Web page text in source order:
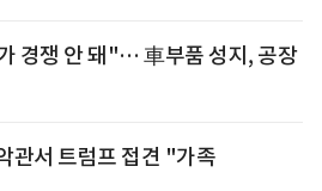
경쟁 안 돼"… 車부품 성지, 공장
관서 트럼프 접견 "가족